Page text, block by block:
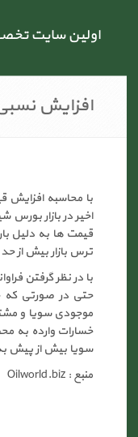
اولین سایت
افزایش
قیمت ها به دلیل
ترس بازار بیش از
با در نظر گرفتن
حتی در صورتی که
موجودی سویا و
خسارات وارده به
سویا بیش از پیش
منبع : Oilworld.biz